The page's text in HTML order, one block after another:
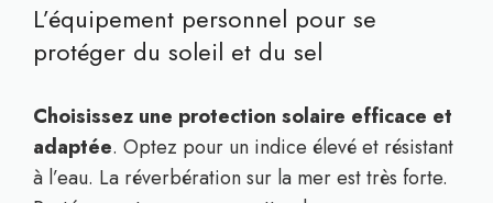
L’équipement personnel pour se
protéger du soleil et du sel
Choisissez une protection solaire efficace et
adaptée. Optez pour un indice élevé et résistant
à l’eau. La réverbération sur la mer est très forte.